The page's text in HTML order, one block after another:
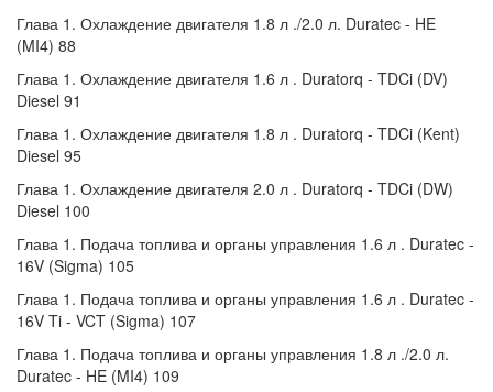
Глава 1. Охлаждение двигателя 1.8 л ./2.0 л. Duratec - HE
(MI4) 88
Глава 1. Охлаждение двигателя 1.6 л . Duratorq - TDCi (DV)
Diesel 91
Глава 1. Охлаждение двигателя 1.8 л . Duratorq - TDCi (Kent)
Diesel 95
Глава 1. Охлаждение двигателя 2.0 л . Duratorq - TDCi (DW)
Diesel 100
Глава 1. Подача топлива и органы управления 1.6 л . Duratec -
16V (Sigma) 105
Глава 1. Подача топлива и органы управления 1.6 л . Duratec -
16V Ti - VCT (Sigma) 107
Глава 1. Подача топлива и органы управления 1.8 л ./2.0 л.
Duratec - HE (MI4) 109